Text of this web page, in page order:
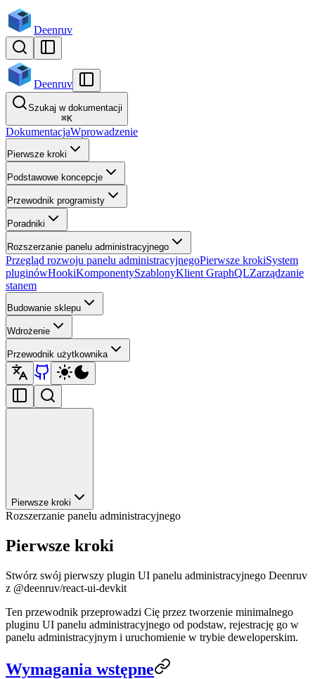
Deenruv
Deenruv
Szukaj w dokumentacji
⌘K
DokumentacjaWprowadzenie
Pierwsze kroki
Podstawowe koncepcje
Przewodnik programisty
Poradniki
Rozszerzanie panelu administracyjnego
Przegląd rozwoju panelu administracyjnegoPierwsze krokiSystem
pluginówHookiKomponentySzablonyKlient GraphQLZarządzanie
stanem
Budowanie sklepu
Wdrożenie
Przewodnik użytkownika
Pierwsze kroki
Rozszerzanie panelu administracyjnego
Pierwsze kroki
Stwórz swój pierwszy plugin UI panelu administracyjnego Deenruv
z @deenruv/react-ui-devkit
Ten przewodnik przeprowadzi Cię przez tworzenie minimalnego
pluginu UI panelu administracyjnego od podstaw, rejestrację go w
panelu administracyjnym i uruchomienie w trybie deweloperskim.
Wymagania wstępne